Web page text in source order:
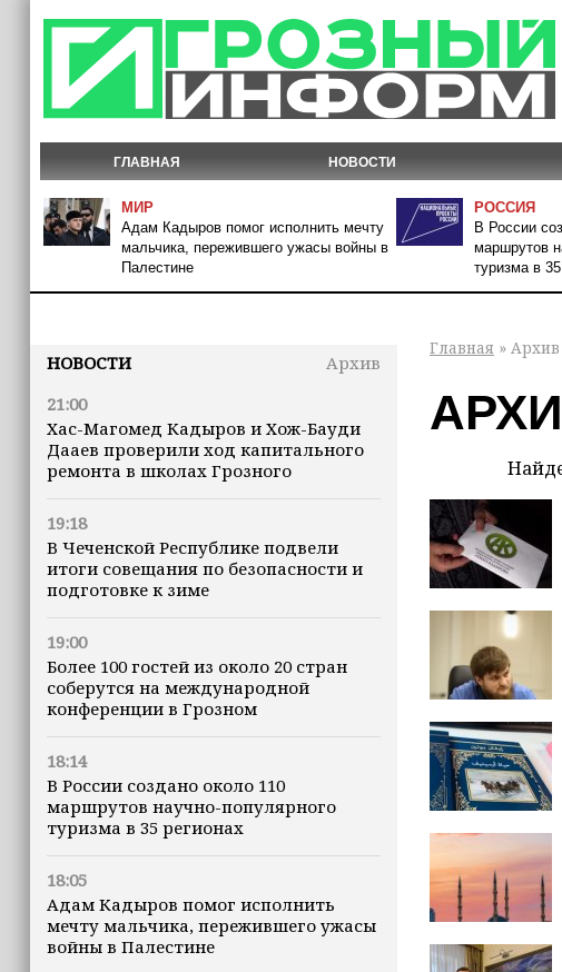
ГЛАВНАЯ НОВОСТИ
МИР
Адам Кадыров помог исполнить мечту
мальчика, пережившего ужасы войны в
Палестине
РОССИЯ
В России
маршрутов
туризма в
НОВОСТИ
Архив
21:00
Хас-Магомед Кадыров и Хож-Бауди
Дааев проверили ход капитального
ремонта в школах Грозного
19:18
В Чеченской Республике подвели
итоги совещания по безопасности и
подготовке к зиме
19:00
Более 100 гостей из около 20 стран
соберутся на международной
конференции в Грозном
18:14
В России создано около 110
маршрутов научно-популярного
туризма в 35 регионах
18:05
Адам Кадыров помог исполнить
мечту мальчика, пережившего ужасы
войны в Палестине
Главная » Архив